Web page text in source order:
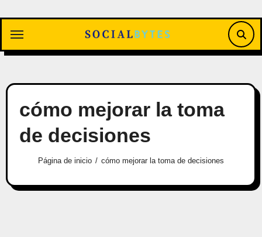
contenido
cómo mejorar la toma
de decisiones
Página de inicio cómo mejorar la toma de decisiones